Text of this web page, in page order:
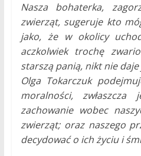
Nasza bohaterka,
zwierząt, sugeruje kto
jako, że w okolicy
aczkolwiek trochę
starszą panią, nikt nie
Olga Tokarczuk
moralności,
zachowanie wobec
zwierząt; oraz naszego
decydować o ich życiu i